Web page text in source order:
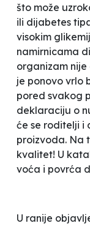
što može
ili dijabetes
visokim
namirnicama
organizam
je ponovo vrlo
pored svakog
deklaraciju o
će se roditelji i
proizvoda. Na
kvalitet! U
voća i povrća
U ranije